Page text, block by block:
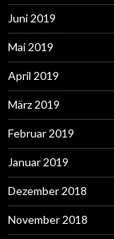
Juni 2019
Mai 2019
April 2019
März 2019
Februar 2019
Januar 2019
Dezember 2018
November 2018